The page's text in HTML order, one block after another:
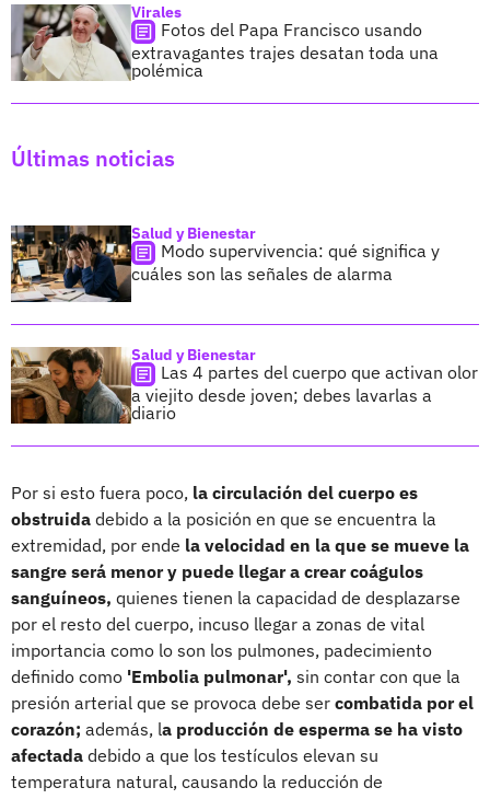
Virales
Fotos del Papa Francisco usando
extravagantes trajes desatan toda una
polémica
Últimas noticias
Salud y Bienestar
Modo supervivencia: qué significa y
cuáles son las señales de alarma
Salud y Bienestar
Las 4 partes del cuerpo que activan olor
a viejito desde joven; debes lavarlas a
diario
Por si esto fuera poco, la circulación del cuerpo es
obstruida debido a la posición en que se encuentra la
extremidad, por ende la velocidad en la que se mueve la
sangre será menor y puede llegar a crear coágulos
sanguíneos, quienes tienen la capacidad de desplazarse
por el resto del cuerpo, incuso llegar a zonas de vital
importancia como lo son los pulmones, padecimiento
definido como 'Embolia pulmonar', sin contar con que la
presión arterial que se provoca debe ser combatida por el
corazón; además, la producción de esperma se ha visto
afectada debido a que los testículos elevan su
temperatura natural, causando la reducción de